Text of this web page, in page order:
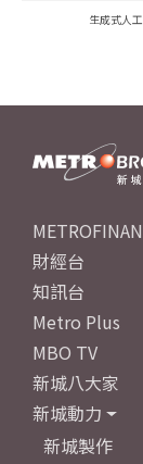
生成式人
財經台
知訊台
Metro Plus
MBO TV
新城八大家
新城動力
新城製作